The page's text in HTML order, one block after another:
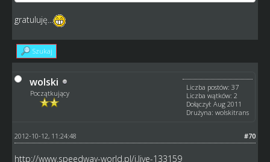
gratuluję...
Szukaj
wolski
Początkujący
Liczba postów: 37
Liczba wątków: 2
Dołączył: Aug 2011
Drużyna: wolskitrans
#70
2012-10-12, 11:24:48
http://www.speedway-world.pl/i,live-133159